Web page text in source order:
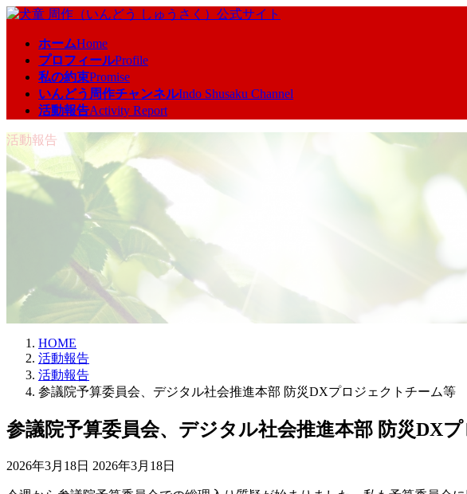
コ
キ
ッ
プ
ナ
に
移
動
ホームHome
プロフィールProfile
私の約束Promise
いんどう周作チャンネルIndo Shusaku Channel
活動報告Activity Report
活動報告
HOME
活動報告
活動報告
参議院予算委員会、デジタル社会推進本部 防災DXプロジェクトチーム等
参議院予算委員会、デジタル社会推進本部 防災DX
2026年3月18日 最
2026年3月18日